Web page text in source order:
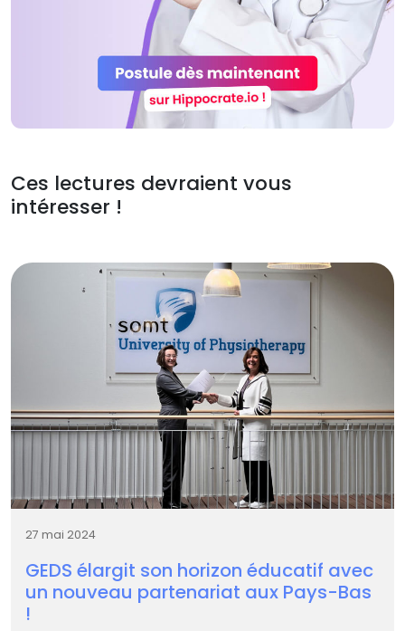
Ces lectures devraient vous
intéresser !
27 mai 2024
GEDS élargit son horizon éducatif avec
un nouveau partenariat aux Pays-Bas
!